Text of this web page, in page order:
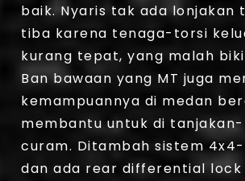
baik. Nyaris tak ada lonjakan
tiba karena tenaga-torsi
kurang tepat, yang malah
Ban bawaan yang MT juga
kemampuannya di medan
membantu untuk di
curam. Ditambah sistem
dan ada rear differential lock